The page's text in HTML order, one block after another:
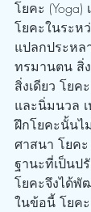
โยคะ
โยคะในระห
แปลกประหล
ทรมานตน สิ่
สิ่งเดียว โยค
และนิ่มนวล
ฝึกโยคะนั้นไ
ศาสนา โยค
ฐานะที่เป็นป
โยคะจึงได้พั
ในข้อนี้ โยคะ